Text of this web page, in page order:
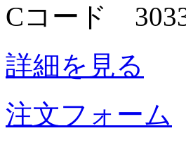
Cコード
詳細を見る
注文フォーム